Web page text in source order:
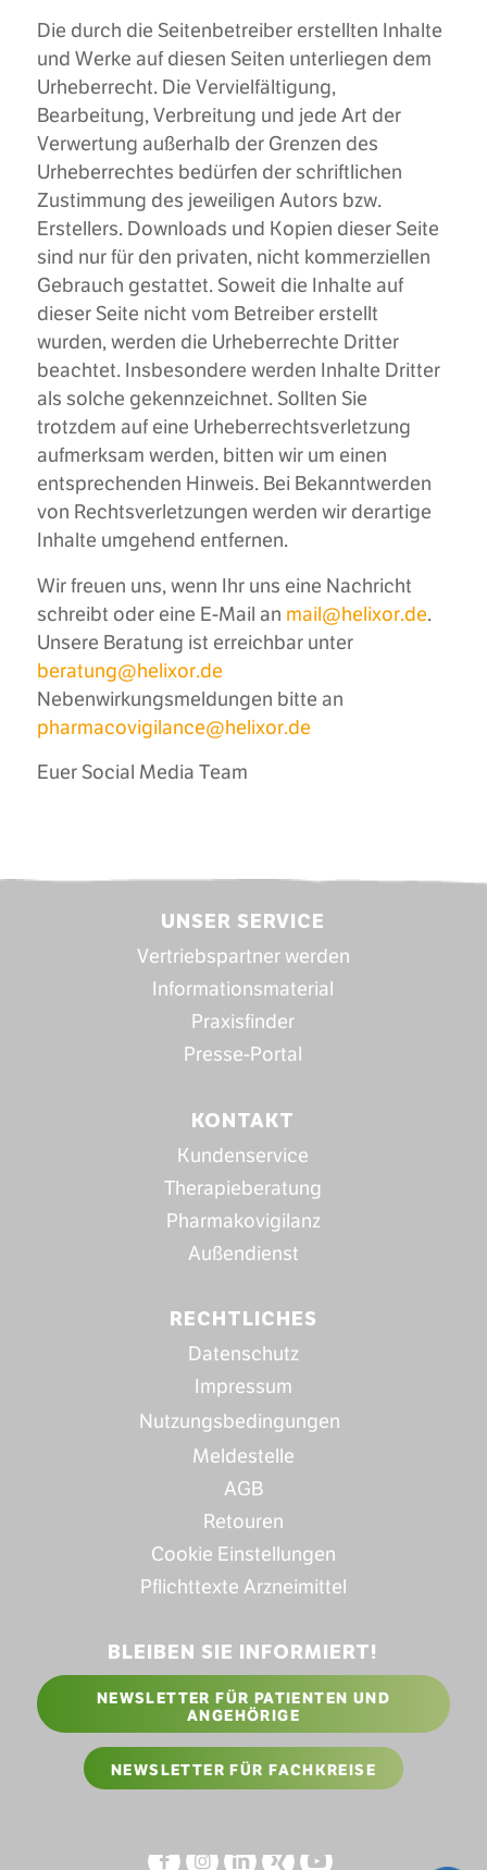
Die durch die Seitenbetreiber erstellten Inhalte
und Werke auf diesen Seiten unterliegen dem
Urheberrecht. Die Vervielfältigung,
Bearbeitung, Verbreitung und jede Art der
Verwertung außerhalb der Grenzen des
Urheberrechtes bedürfen der schriftlichen
Zustimmung des jeweiligen Autors bzw.
Erstellers. Downloads und Kopien dieser Seite
sind nur für den privaten, nicht kommerziellen
Gebrauch gestattet. Soweit die Inhalte auf
dieser Seite nicht vom Betreiber erstellt
wurden, werden die Urheberrechte Dritter
beachtet. Insbesondere werden Inhalte Dritter
als solche gekennzeichnet. Sollten Sie
trotzdem auf eine Urheberrechtsverletzung
aufmerksam werden, bitten wir um einen
entsprechenden Hinweis. Bei Bekanntwerden
von Rechtsverletzungen werden wir derartige
Inhalte umgehend entfernen.
Wir freuen uns, wenn Ihr uns eine Nachricht
schreibt oder eine E-Mail an mail@helixor.de.
Unsere Beratung ist erreichbar unter
beratung@helixor.de
Nebenwirkungsmeldungen bitte an
pharmacovigilance@helixor.de
Euer Social Media Team
UNSER SERVICE
Vertriebspartner werden
Informationsmaterial
Praxisfinder
Presse-Portal
KONTAKT
Kundenservice
Therapieberatung
Pharmakovigilanz
Außendienst
RECHTLICHES
Datenschutz
Impressum
Nutzungsbedingungen
Meldestelle
AGB
Retouren
Cookie Einstellungen
Pflichttexte Arzneimittel
BLEIBEN SIE INFORMIERT!
NEWSLETTER FÜR PATIENTEN UND
ANGEHÖRIGE
NEWSLETTER FÜR FACHKREISE